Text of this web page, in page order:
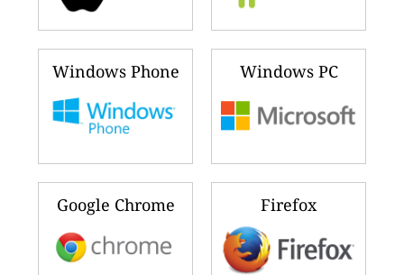
Windows Phone Windows PC
Google Chrome Firefox